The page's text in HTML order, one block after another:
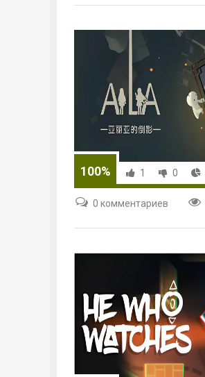
100% 1 0
0 комментариев